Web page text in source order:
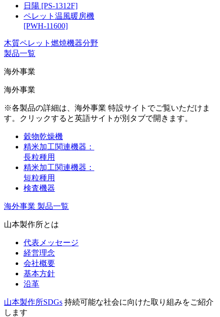
日陽 [PS-1312F]
ペレット温風暖房機
[PWH-11600]
木質ペレット燃焼機器分野
製品一覧
海外事業
海外事業
※各製品の詳細は、海外事業 特設サイトでご覧いただけま
す。クリックすると英語サイトが別タブで開きます。
穀物乾燥機
精米加工関連機器：
長粒種用
精米加工関連機器：
短粒種用
検査機器
海外事業 製品一覧
山本製作所とは
代表メッセージ
経営理念
会社概要
基本方針
沿革
山本製作所SDGs 持続可能な社会に向けた取り組みをご紹介
します